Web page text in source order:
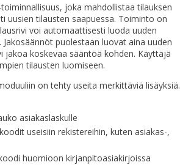
joka mahdollistaa tilauksen
uusien tilausten saapuessa. Toiminto on
voi automaattisesti luoda uuden
puolestaan ​​luovat aina uuden
koskevaa sääntöä kohden. Käyttäjä
tilausten luomiseen.
on tehty useita merkittäviä lisäyksiä.
asiakaslaskulle
useisiin rekistereihin, kuten asiakas-,
huomioon kirjanpitoasiakirjoissa